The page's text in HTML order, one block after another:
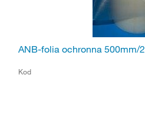
ANB-folia ochronna 500mm/
Kod